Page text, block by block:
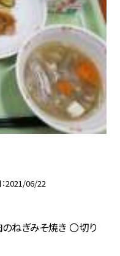
2021/06/22
ねぎみそ焼き 〇切り